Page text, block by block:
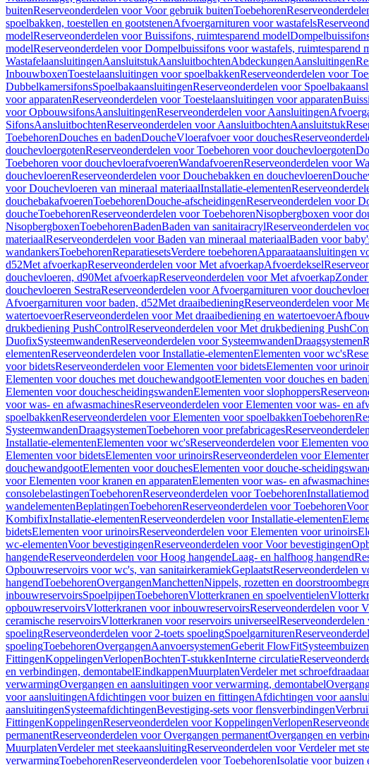
buitenReserveonderdelen voor Voor gebruik buitenToebehoren
spoelbakken, toestellen en gootstenenAfvoergarnituren voor wastafels
modelReserveonderdelen voor Buissifons, ruimtesparend model
modelReserveonderdelen voor Dompelbuissifons voor wastafels, ruimtesparend
WastafelaansluitingenAansluitstukAansluitbochtenAbdeckungenAansluitingen
InbouwboxenToestelaansluitingen voor spoelbakkenReserveonderdelen voor
DubbelkamersifonsSpoelbakaansluitingenReserveonderdelen voor
voor apparatenReserveonderdelen voor Toestelaansluitingen voor apparaten
voor OpbouwsifonsAansluitingenReserveonderdelen voor Aansluitingen
SifonsAansluitbochtenReserveonderdelen voor AansluitbochtenAansluitstuk
ToebehorenDouches en badenDoucheVloerafvoer voor douches
douchevloergotenReserveonderdelen voor Toebehoren voor douchevloergoten
Toebehoren voor douchevloerafvoerenWandafvoerenReserveonderdelen voor
douchevloerenReserveonderdelen voor Douchebakken en douchevloeren
voor Douchevloeren van mineraal materiaalInstallatie-elementen
douchebakafvoerenToebehorenDouche-afscheidingenReserveonderdelen voor
doucheToebehorenReserveonderdelen voor ToebehorenNisopbergboxen voor
NisopbergboxenToebehorenBadenBaden van sanitairacrylReserveonderdelen
materiaalReserveonderdelen voor Baden van mineraal materiaalBaden voor
wandankersToebehorenReparatiesetsVerdere toebehorenApparaataansluitingen
d52Met afvoerkapReserveonderdelen voor Met afvoerkapAfvoerdeksel
douchevloeren, d90Met afvoerkapReserveonderdelen voor Met afvoerkap
douchevloeren SestraReserveonderdelen voor Afvoergarnituren voor
Afvoergarnituren voor baden, d52Met draaibedieningReserveonderdelen voor
watertoevoerReserveonderdelen voor Met draaibediening en watertoevoer
drukbediening PushControlReserveonderdelen voor Met drukbediening
DuofixSysteemwandenReserveonderdelen voor SysteemwandenDraagsystemen
elementenReserveonderdelen voor Installatie-elementenElementen voor wc's
voor bidetsReserveonderdelen voor Elementen voor bidetsElementen voor
Elementen voor douches met douchewandgootElementen voor douches en baden
Elementen voor douchescheidingswandenElementen voor slophoppers
voor was- en afwasmachinesReserveonderdelen voor Elementen voor was- en
spoelbakkenReserveonderdelen voor Elementen voor spoelbakkenToebehoren
SysteemwandenDraagsystemenToebehoren voor prefabricages
Installatie-elementenElementen voor wc'sReserveonderdelen voor Elementen
Elementen voor bidetsElementen voor urinoirsReserveonderdelen voor
douchewandgootElementen voor douchesElementen voor douche-
voor Elementen voor kranen en apparatenElementen voor was- en
consolebelastingenToebehorenReserveonderdelen voor Toebehoren
wandelementenBeplatingenToebehorenReserveonderdelen voor Toebehoren
KombifixInstallatie-elementenReserveonderdelen voor Installatie-elementen
bidetsElementen voor urinoirsReserveonderdelen voor Elementen voor urinoirs
wc-elementenVoor bevestigingenReserveonderdelen voor Voor bevestigingen
hangendeReserveonderdelen voor Hoog hangendeLaag- en halfhoog hangend
Opbouwreservoirs voor wc's, van sanitairkeramiekGeplaatstReserveonderdelen
hangendToebehorenOvergangenManchettenNippels, rozetten en
inbouwreservoirsSpoelpijpenToebehorenVlotterkranen en spoelventielen
opbouwreservoirsVlotterkranen voor inbouwreservoirsReserveonderdelen voor
ceramische reservoirsVlotterkranen voor reservoirs universeel
spoelingReserveonderdelen voor 2-toets spoelingSpoelgarnituren
spoelingToebehorenOvergangenAanvoersystemenGeberit FlowFit
FittingenKoppelingenVerlopenBochtenT-stukkenInterne circulatie
en verbindingen, demontabelEindkappenMuurplatenVerdeler met
verwarmingOvergangen en aansluitingen voor verwarming, demontabel
voor aansluitingenAfdichtingen voor buizen en fittingenAfdichtingen voor
aansluitingenSysteemafdichtingenBevestiging-sets voor flensverbindingen
FittingenKoppelingenReserveonderdelen voor KoppelingenVerlopen
permanentReserveonderdelen voor Overgangen permanentOvergangen en
MuurplatenVerdeler met steekaansluitingReserveonderdelen voor Verdeler met
verwarmingToebehorenReserveonderdelen voor ToebehorenIsolatie voor buizen